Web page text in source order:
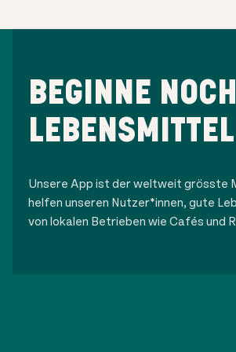
BEGINNE
Unsere App ist der weltweit grösste
helfen unseren Nutzer*innen, gute
von lokalen Betrieben wie Cafés und